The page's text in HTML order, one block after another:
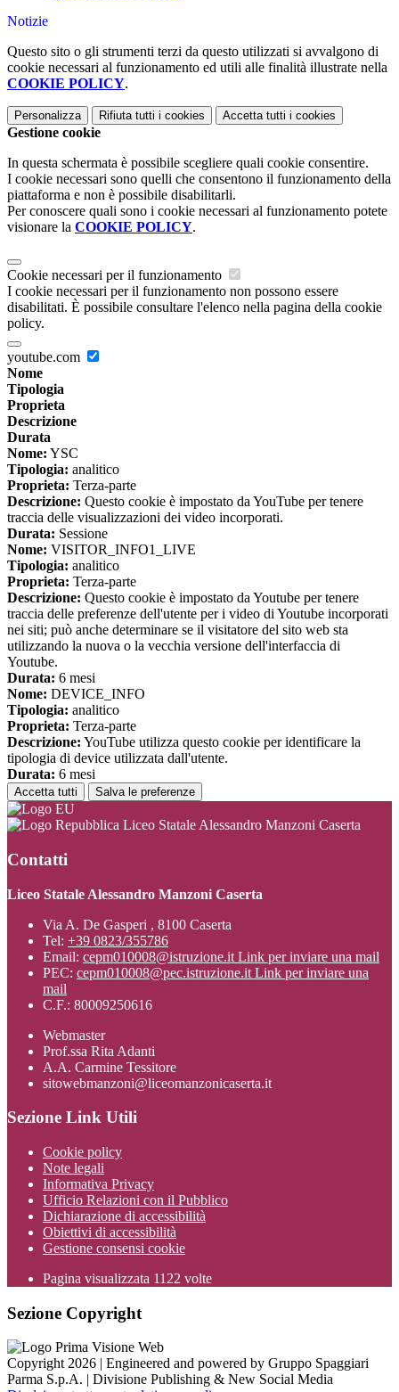
Notizie
Questo sito o gli strumenti terzi da questo utilizzati si avvalgono di
cookie necessari al funzionamento ed utili alle finalità illustrate nella
COOKIE POLICY.
Personalizza Rifiuta tutti i cookies Accetta tutti i cookies
Gestione cookie
In questa schermata è possibile scegliere quali cookie consentire.
I cookie necessari sono quelli che consentono il funzionamento della
piattaforma e non è possibile disabilitarli.
Per conoscere quali sono i cookie necessari al funzionamento potete
visionare la COOKIE POLICY.
Cookie necessari per il funzionamento
I cookie necessari per il funzionamento non possono essere
disabilitati. È possibile consultare l'elenco nella pagina della cookie
policy.
youtube.com
Nome
Tipologia
Proprieta
Descrizione
Durata
Nome: YSC
Tipologia: analitico
Proprieta: Terza-parte
Descrizione: Questo cookie è impostato da YouTube per tenere
traccia delle visualizzazioni dei video incorporati.
Durata: Sessione
Nome: VISITOR_INFO1_LIVE
Tipologia: analitico
Proprieta: Terza-parte
Descrizione: Questo cookie è impostato da Youtube per tenere
traccia delle preferenze dell'utente per i video di Youtube incorporati
nei siti; può anche determinare se il visitatore del sito web sta
utilizzando la nuova o la vecchia versione dell'interfaccia di
Youtube.
Durata: 6 mesi
Nome: DEVICE_INFO
Tipologia: analitico
Proprieta: Terza-parte
Descrizione: YouTube utilizza questo cookie per identificare la
tipologia di device utilizzata dall'utente.
Durata: 6 mesi
Accetta tutti Salva le preferenze
Liceo Statale Alessandro Manzoni Caserta
Contatti
Liceo Statale Alessandro Manzoni Caserta
Via A. De Gasperi , 8100 Caserta
Tel: +39 0823/355786
Email: cepm010008@istruzione.it Link per inviare una mail
PEC: cepm010008@pec.istruzione.it Link per inviare una
mail
C.F.: 80009250616
Webmaster
Prof.ssa Rita Adanti
A.A. Carmine Tessitore
sitowebmanzoni@liceomanzonicaserta.it
Sezione Link Utili
Cookie policy
Note legali
Informativa Privacy
Ufficio Relazioni con il Pubblico
Dichiarazione di accessibilità
Obiettivi di accessibilità
Gestione consensi cookie
Pagina visualizzata 1122 volte
Sezione Copyright
Copyright 2026 | Engineered and powered by Gruppo Spaggiari
Parma S.p.A. | Divisione Publishing & New Social Media